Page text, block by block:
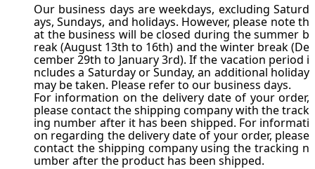
Our business days are weekdays, excluding Saturd
ays, Sundays, and holidays. However, please note th
at the business will be closed during the summer b
reak (August 13th to 16th) and the winter break (De
cember 29th to January 3rd). If the vacation period i
ncludes a Saturday or Sunday, an additional holiday
may be taken. Please refer toour business days.
For information on the delivery date of your order,
please contact the shipping company with the track
ing number after it has been shipped. For informati
on regarding the delivery date of your order, please
contact the shipping company using the tracking n
umber after the product has been shipped.